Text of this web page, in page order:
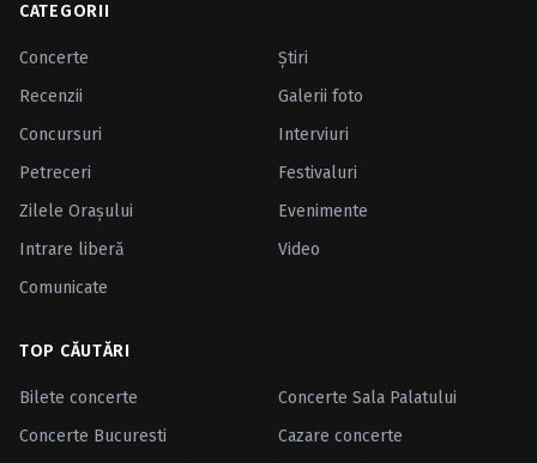
CATEGORII
Concerte
Ştiri
Recenzii
Galerii foto
Concursuri
Interviuri
Petreceri
Festivaluri
Zilele Oraşului
Evenimente
Intrare liberă
Video
Comunicate
TOP CĂUTĂRI
Bilete concerte
Concerte Sala Palatului
Concerte Bucuresti
Cazare concerte